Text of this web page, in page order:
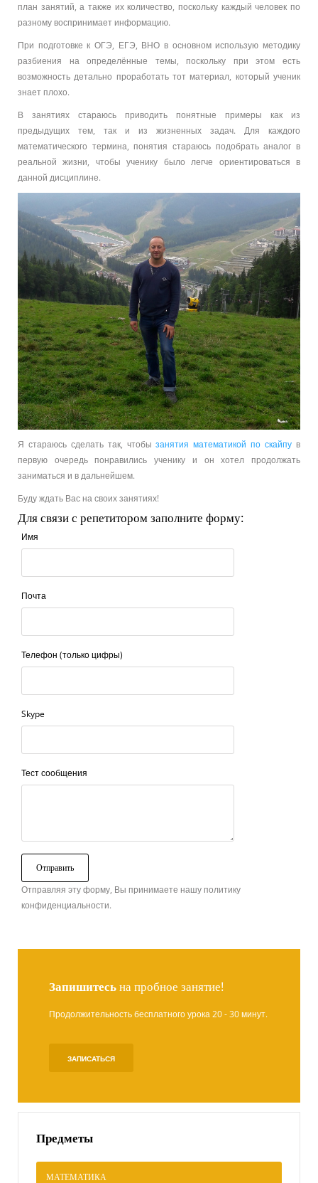
план занятий, а также их количество, поскольку каждый человек по
разному воспринимает информацию.
При подготовке к ОГЭ, ЕГЭ, ВНО в основном использую методику
разбиения на определённые темы, поскольку при этом есть
возможность детально проработать тот материал, который ученик
знает плохо.
В занятиях стараюсь приводить понятные примеры как из
предыдущих тем, так и из жизненных задач. Для каждого
математического термина, понятия стараюсь подобрать аналог в
реальной жизни, чтобы ученику было легче ориентироваться в
данной дисциплине.
Я стараюсь сделать так, чтобызанятия математикой по скайпу в
первую очередь понравились ученику и он хотел продолжать
заниматься и в дальнейшем.
Буду ждать Вас на своих занятиях!
Для связи с репетитором заполните форму:
Имя
Почта
Телефон (только цифры)
Skype
Тест сообщения
Отправляя эту форму, Вы принимаете нашу политику
конфиденциальности.
Запишитесьна пробное занятие!
Продолжительность бесплатного урока 20 - 30 минут.
ЗАПИСАТЬСЯ
Предметы
МАТЕМАТИКА